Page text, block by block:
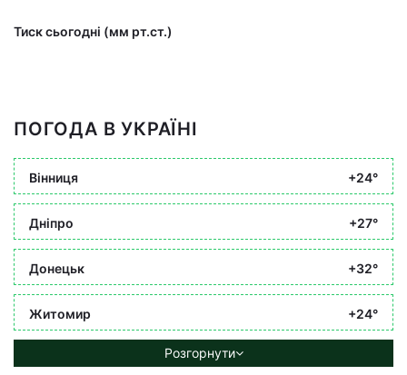
Тиск сьогодні (мм рт.ст.)
ПОГОДА В УКРАЇНІ
Вінниця +24°
Дніпро +27°
Донецьк +32°
Житомир +24°
Розгорнути